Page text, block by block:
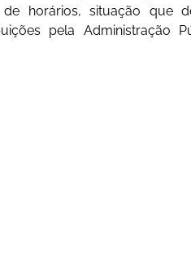
horários, situação que
pela Administração